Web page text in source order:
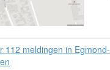
112 meldingen in Egmond-